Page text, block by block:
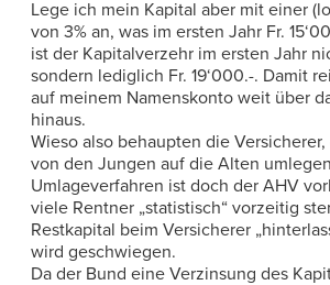
Lege ich mein Kapital aber mit einer
von 3% an, was im ersten Jahr Fr.
ist der Kapitalverzehr im ersten Jahr
sondern lediglich Fr. 19‘000.-. Damit
auf meinem Namenskonto weit über
hinaus.
Wieso also behaupten die Versicherer,
von den Jungen auf die Alten
Umlageverfahren ist doch der AHV
viele Rentner „statistisch“ vorzeitig
Restkapital beim Versicherer
wird geschwiegen.
Da der Bund eine Verzinsung des